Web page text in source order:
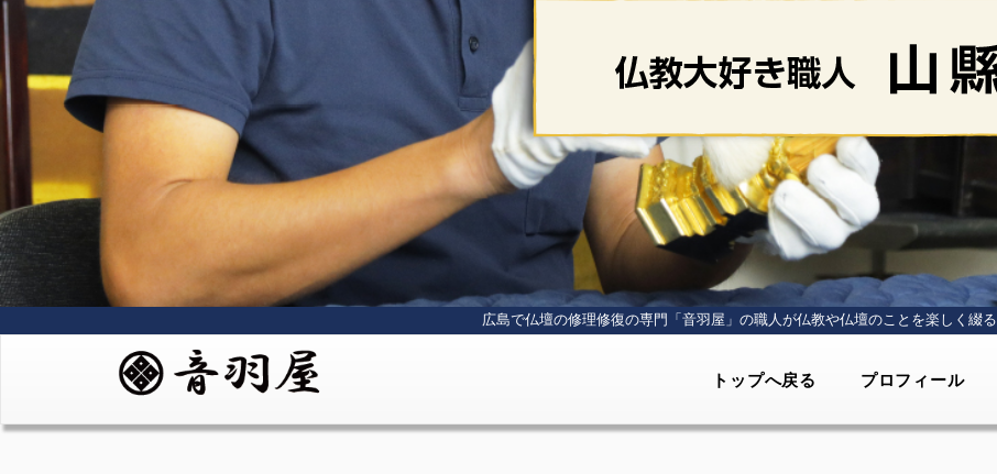
広島で仏壇の修理修復の専門「音羽屋」の職人が仏教や仏壇のことを楽しく綴る
トップへ戻る プロフィール